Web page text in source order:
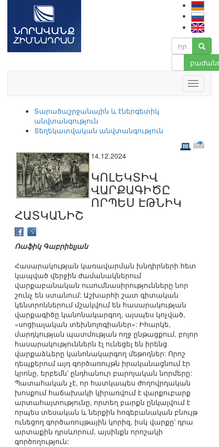
Տարածաշրջանային և էներգետիկ
անվտանգություն
Տեղեկատվական անվտանգություն
14.12.2024
ԿՈԼԵԿՏԻՎ
ՎԱՐՔԱԳԻԾԸ
ՈՐՊԵՍ ԷԹՆԻԿ
ՀԱՏԿԱՆԻՇ
Ռաֆիկ Գաբրիելյան
Հասարակության կառավարման խնդիրների հետ
կապված վերջին ժամանակներում
վարքաբանական ուսումնասիրությունները նոր
շունչ են ստանում: Աշխարհի շատ գիտական
կենտրոններում մշակվում են հասարակության
վարքագիծը կանոնակարգող, այսպես կոչված,
«սոցիալական տեխնոլոգիաներ»: Իհարկե,
մարդկության պատմության ողջ ընթացքում, բոլոր
հասարակություններն էլ ունեցել են իրենց
վարքաձևերը կանոնակարգող մեթոդներ: Որոշ
դեպքերում այդ գործառույթն իրականացնում էր
կրոնը, երբեմն՝ ընդհանուր բարոյական նորմերը:
Պատահական չէ, որ հատկապես ժողովրդական
խոսքում հաճախակի կիրառվում է վարքուբարք
արտահայտությունը, որտեղ բարքն ընկալվում է
որպես տեսական և ներքին հոգեբանական բնույթ
ունեցող գործառույթային կորիզ, իսկ վարքը՝ դրա
արտաքին դրսևորում, այսինքն որոշակի
գործողություն: